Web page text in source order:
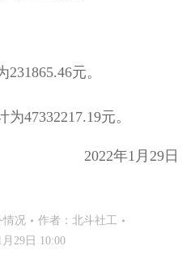
231865.46元。
为47332217.19元。
2022年1月29日
情况 作者： 北斗社工
月29日 10:00